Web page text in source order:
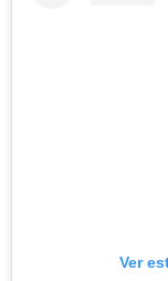
Ver